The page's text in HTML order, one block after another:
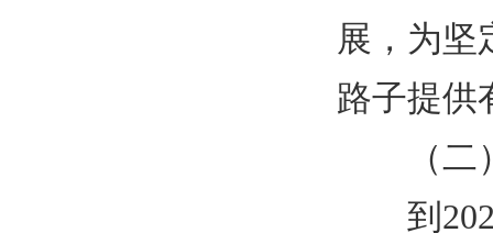
展，为坚
路子提供
（
到